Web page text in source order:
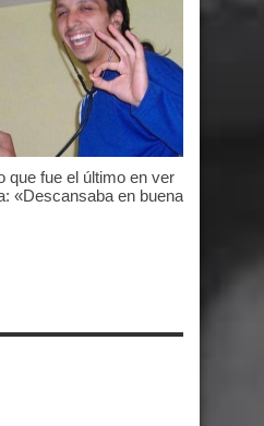
que fue el último en ver
«Descansaba en buena